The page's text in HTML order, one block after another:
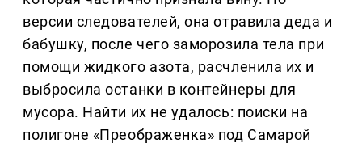
версии следователей, она отравила деда и
бабушку, после чего заморозила тела при
помощи жидкого азота, расчленила их и
выбросила останки в контейнеры для
мусора. Найти их не удалось: поиски на
полигоне «Преображенка» под Самарой